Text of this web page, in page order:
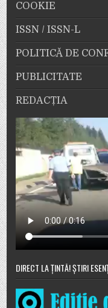
COOKIE
ISSN / ISSN-L
POLITICĂ DE
PUBLICITATE
REDACȚIA
DIRECT LA ȚINTĂ! ȘTIRI